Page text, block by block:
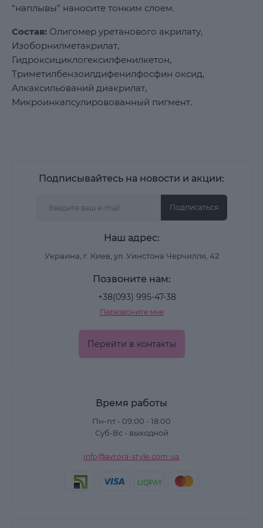
“наплывы” наносите тонким слоем.
Состав: Олигомер уретанового акрилату,
Изоборнилметакрилат,
Гидроксициклогексилфенилкетон,
Триметилбензоилдифенилфосфин оксид,
Алкаксильований диакрилат,
Микроинкапсулировованный пигмент.
Подписывайтесь на новости и акции:
Подписаться
Наш адрес:
Украина, г. Киев, ул. Уинстона Черчилля, 42
Позвоните нам:
+38(093) 995-47-38
Перезвоните мне
Перейти в контакты
Время работы
Пн-пт - 09:00 - 18:00
Суб-Вс - выходной
info@avrora-style.com.ua